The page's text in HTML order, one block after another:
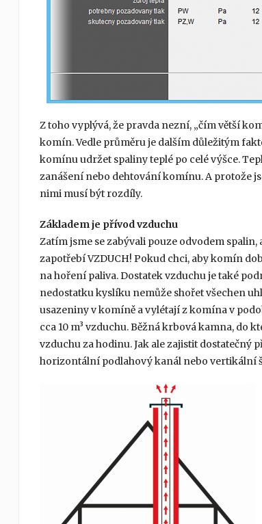
Z toho vyplývá, že pravda nezní, „čím větší
komín. Vedle průměru je dalším důležitým
komínu udržet spaliny teplé po celé výšce.
zanášení nebo dehtování komínu. A protože
nimi musí být rozdíly.
Základem je přívod vzduchu
Zatím jsme se zabývali pouze odvodem
zapotřebí VZDUCH! Pokud chci, aby komín
na hoření paliva. Dostatek vzduchu je také
nedostatku kyslíku nemůže shořet všechen
usazeniny v komíně a vylétají z komína v
cca 10 m³ vzduchu. Běžná krbová kamna, do
vzduchu za hodinu. Jak ale zajistit dostatečný
horizontální podlahový kanál nebo vertikální